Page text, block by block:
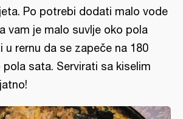
Po potrebi dodati malo vode
vam je malo suvlje oko pola
u rernu da se zapeče na 180
sata. Servirati sa kiselim